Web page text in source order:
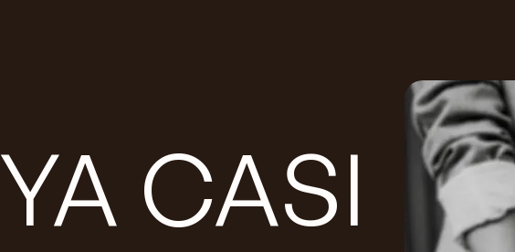
YA CASI